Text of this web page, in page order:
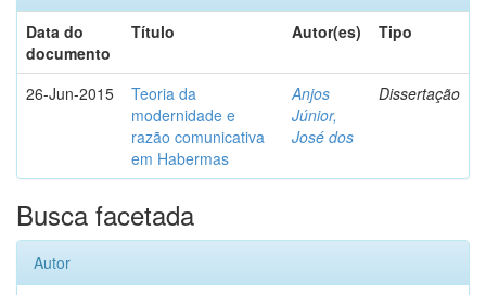
Data do
documento
Título Autor(es) Tipo
26-Jun-2015
Teoria da
modernidade e
razão comunicativa
em Habermas
Anjos
Júnior,
José dos
Dissertação
Busca facetada
Autor